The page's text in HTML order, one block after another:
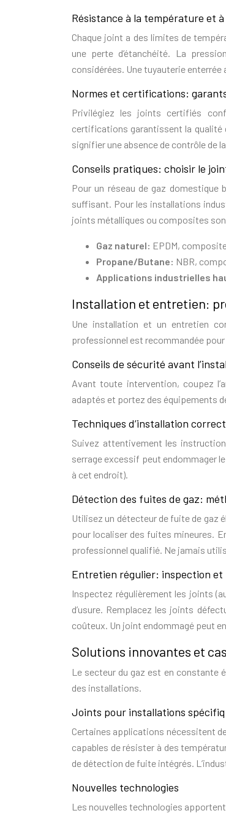
Résistance à la température et
Chaque joint a des limites de
une perte d’étanchéité. La
considérées. Une tuyauterie enterrée
Normes et certifications:
Privilégiez les joints certifiés
certifications garantissent la qualité
signifier une absence de contrôle de
Conseils pratiques: choisir le
Pour un réseau de gaz domestique
suffisant. Pour les installations
joints métalliques ou composites
Gaz naturel: EPDM,
Propane/Butane: NBR,
Applications industrielles
Installation et entretien:
Une installation et un entretien
professionnel est recommandée
Conseils de sécurité avant
Avant toute intervention, coupez
adaptés et portez des équipements
Techniques d’installation
Suivez attentivement les
serrage excessif peut endommager
à cet endroit).
Détection des fuites de gaz:
Utilisez un détecteur de fuite de gaz
pour localiser des fuites mineures.
professionnel qualifié. Ne jamais
Entretien régulier: inspection et
Inspectez régulièrement les joints
d’usure. Remplacez les joints
coûteux. Un joint endommagé peut
Solutions innovantes et
Le secteur du gaz est en constante
des installations.
Joints pour installations
Certaines applications nécessitent
capables de résister à des
de détection de fuite intégrés.
Nouvelles technologies
Les nouvelles technologies